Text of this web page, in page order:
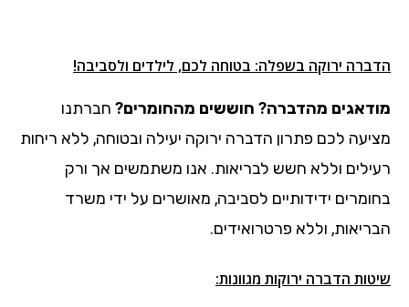
הדברה ירוקה בשפלה: בטוחה לכם, לילדים ולסביבה!
מודאגים מהדברה? חוששים מהחומרים? חברתנו
מציעה לכם פתרון הדברה ירוקה יעילה ובטוחה, ללא ריחות
רעילים וללא חשש לבריאות. אנו משתמשים אך ורק
בחומרים ידידותיים לסביבה, מאושרים על ידי משרד
הבריאות, וללא פרטרואידים.
שיטות הדברה ירוקות מגוונות: